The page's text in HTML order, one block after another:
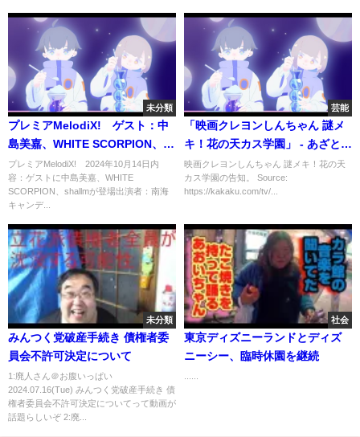
未分類
プレミアMelodiX! ゲスト：中
島美嘉、WHITE SCORPION、
shallm 10月14日
プレミアMelodiX! 2024年10月14日内
容：ゲストに中島美嘉、WHITE
SCORPION、shallmが登場出演者：南海
キャンデ...
芸能
「映画クレヨンしんちゃん 謎メ
キ！花の天カス学園」 - あざとく
て何が悪いの？（テレビ朝日）
映画クレヨンしんちゃん 謎メキ！花の天
カス学園の告知。 Source:
https://kakaku.com/tv/...
未分類
みんつく党破産手続き 債権者委
員会不許可決定について
1:廃人さん＠お腹いっぱい
2024.07.16(Tue) みんつく党破産手続き 債
権者委員会不許可決定についてって動画が
話題らしいぞ 2:廃...
社会
東京ディズニーランドとディズ
ニーシー、臨時休園を継続